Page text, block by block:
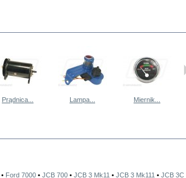
Prądnica... Lampa... Miernik...
• Ford 7000 • JCB 700 • JCB 3 Mk11 • JCB 3 Mk111 • JCB 3C